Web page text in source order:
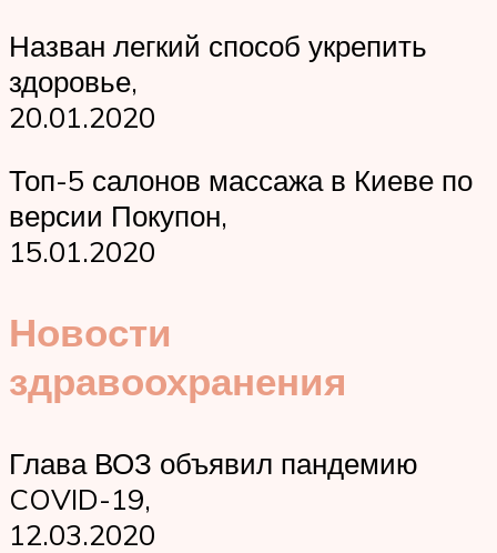
Назван легкий способ укрепить
здоровье,
20.01.2020
Топ-5 салонов массажа в Киеве по
версии Покупон,
15.01.2020
Новости
здравоохранения
Глава ВОЗ объявил пандемию
COVID-19,
12.03.2020